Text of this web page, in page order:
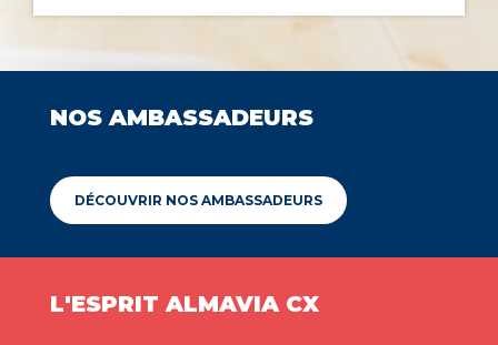
NOS AMBASSADEURS
DÉCOUVRIR NOS AMBASSADEURS
L'ESPRIT ALMAVIA CX